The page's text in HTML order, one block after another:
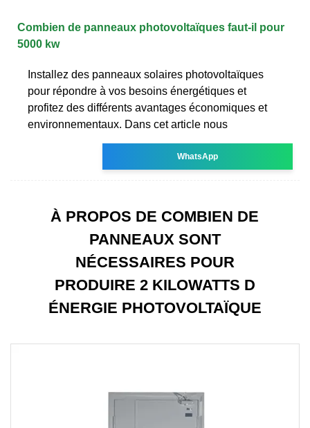
Combien de panneaux photovoltaïques faut-il pour
5000 kw
Installez des panneaux solaires photovoltaïques
pour répondre à vos besoins énergétiques et
profitez des différents avantages économiques et
environnementaux. Dans cet article nous
WhatsApp
À PROPOS DE COMBIEN DE
PANNEAUX SONT
NÉCESSAIRES POUR
PRODUIRE 2 KILOWATTS D
ÉNERGIE PHOTOVOLTAÏQUE